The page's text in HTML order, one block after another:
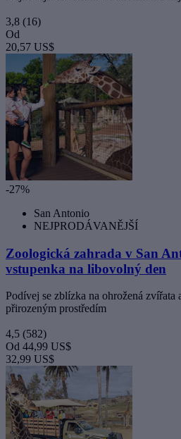
3,8 (16)
Od
20,57 US$
-27%
San Antonio
NEJPRODÁVANĚJŠÍ
Zoologická zahrada v San
vstupenka na libovolný den
Podívej se zblízka na ohrožená zvířata
přirozeným prostředím
4,5 (582)
Od 44,99 US$
32,99 US$